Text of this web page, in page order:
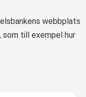
webbplats
som till exempel hur